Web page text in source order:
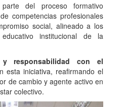
del proceso formativo
competencias profesionales
social, alineado a los
institucional de la
y responsabilidad con el
esta iniciativa, reafirmando el
de cambio y agente activo en
colectivo.